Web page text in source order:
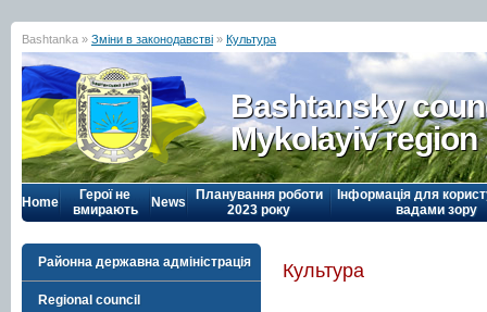
Bashtanka » Зміни в законодавстві » Культура
Bashtansky
Mykolayiv region
Home
Герої не
вмирають
News
Планування роботи
2023 року
Інформація для
вадами зору
Районна державна адміністрація
Regional council
Культура